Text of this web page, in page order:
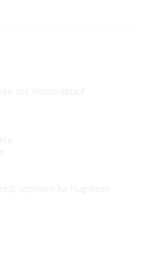
mit Wasserablauf
optimiert für Flugreisen